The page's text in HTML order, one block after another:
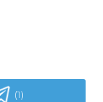
(1)